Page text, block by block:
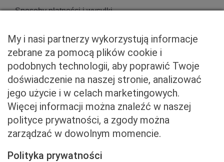
Sposoby płatności i wysyłki
Właściciel serwisu
Baveno Sp. z o. o.
Czerniakowska 71/408a
00-715 Warszawa
NIP: 5273093569
KRS: 0001081683
My i nasi partnerzy wykorzystują informacje
zebrane za pomocą plików cookie i
podobnych technologii, aby poprawić Twoje
doświadczenie na naszej stronie, analizować
jego użycie i w celach marketingowych.
Więcej informacji można znaleźć w naszej
polityce prywatności, a zgody można
zarządzać w dowolnym momencie.
Polityka prywatności